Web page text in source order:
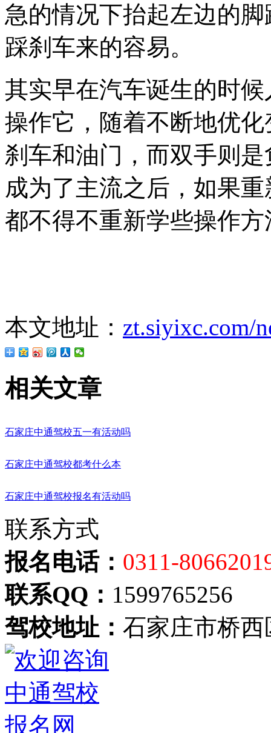
急的情况下抬起左边的
踩刹车来的容易。
其实早在汽车诞生的时
操作它，随着不断地优
刹车和油门，而双手则
成为了主流之后，如果
都不得不重新学些操作
本文地址： zt.siyixc.com/
相关文章
石家庄中通驾校五一有活动吗
石家庄中通驾校都考什么本
石家庄中通驾校报名有活动吗
联系方式
报名电话： 0311-
联系QQ： 1599765256
驾校地址： 石家庄市桥